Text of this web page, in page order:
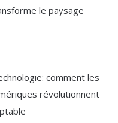
le paysage
comment les
révolutionnent